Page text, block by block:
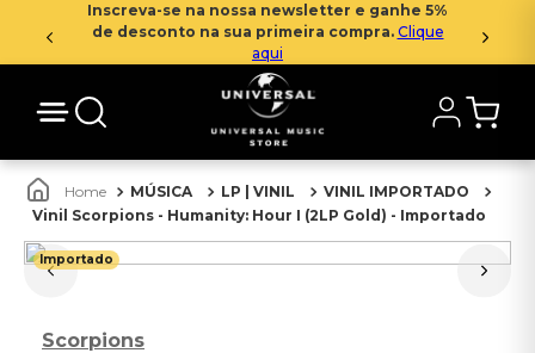
Inscreva-se na nossa newsletter e ganhe 5%
de desconto na sua primeira compra. Clique
aqui
MÚSICA LP | VINIL
VINIL IMPORTADO
Vinil Scorpions - Humanity: Hour I (2LP Gold) - Importado
Importado
Scorpions